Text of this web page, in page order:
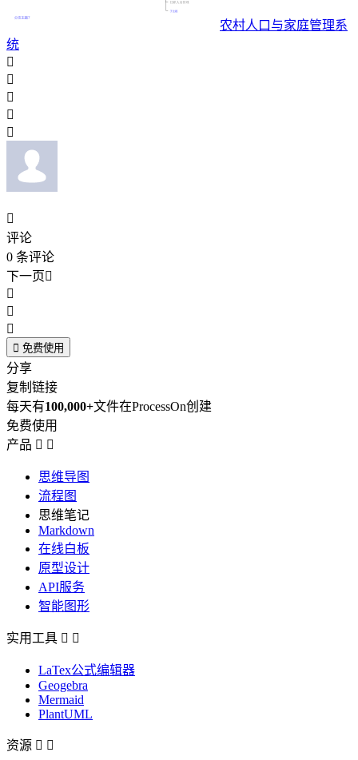
农村人口与家庭管理系
统






评论
0 条评论
下一页



 免费使用
分享
复制链接
每天有100,000+文件在ProcessOn创建
免费使用
产品  
思维导图
流程图
思维笔记
Markdown
在线白板
原型设计
API服务
智能图形
实用工具  
LaTex公式编辑器
Geogebra
Mermaid
PlantUML
资源  